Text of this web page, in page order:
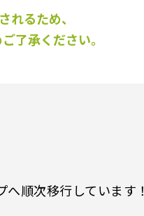
るため、
了承ください。
順次移行しています！